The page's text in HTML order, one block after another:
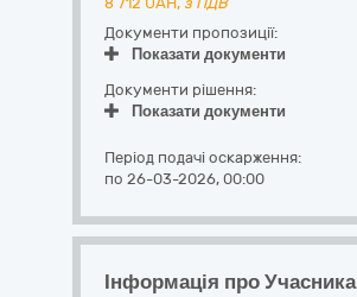
Документи пропозиції:
Показати документи
Документи рішення:
Показати документи
Період подачі оскарження:
по 26-03-2026, 00:00
Інформація про Учасника